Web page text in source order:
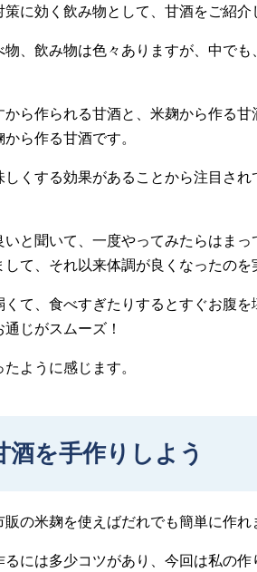
に効く飲み物として、甘酒をご紹介
物、飲み物は色々ありますが、中で
から作られる甘酒と、米麹から作る
ら作る甘酒です。
しくする効果があることから注目さ
いと聞いて、一度やってみたらはま
て、それ以来体調が良くなったのを
くて、食べすぎたりするとすぐお腹
じがスムーズ！
ように感じます。
酒を手作りしよう
の米麹を使えばだれでも簡単に作れ
には多少コツがあり、今回は私の作